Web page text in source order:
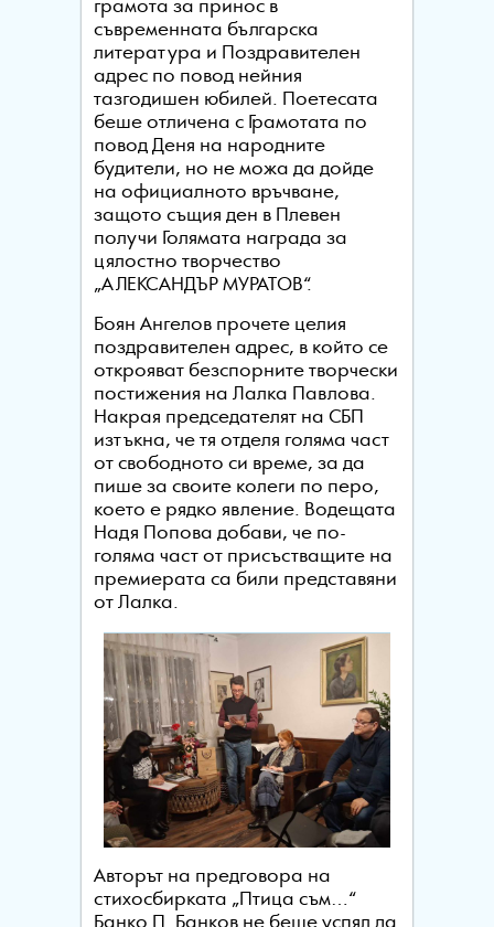
грамота за принос в
съвременната българска
литература и Поздравителен
адрес по повод нейния
тазгодишен юбилей. Поетесата
беше отличена с Грамотата по
повод Деня на народните
будители, но не можа да дойде
на официалното връчване,
защото същия ден в Плевен
получи Голямата награда за
цялостно творчество
„АЛЕКСАНДЪР МУРАТОВ“.
Боян Ангелов прочете целия
поздравителен адрес, в който се
открояват безспорните творчески
постижения на Лалка Павлова.
Накрая председателят на СБП
изтъкна, че тя отделя голяма част
от свободното си време, за да
пише за своите колеги по перо,
което е рядко явление. Водещата
Надя Попова добави, че по-
голяма част от присъстващите на
премиерата са били представяни
от Лалка.
Авторът на предговора на
стихосбирката „Птица съм…“
Банко П. Банков не беше успял да